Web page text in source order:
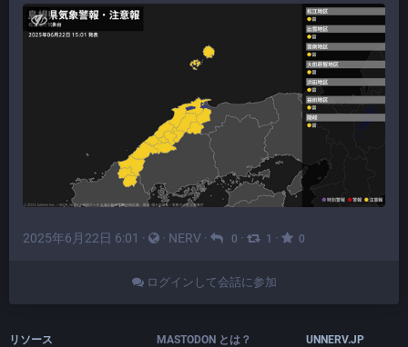
2025年6月22日 6:01 · · NERV · 0 · 1 · 0
ログインして会話に参加
リソース
MASTODON とは？
UNNERV.JP